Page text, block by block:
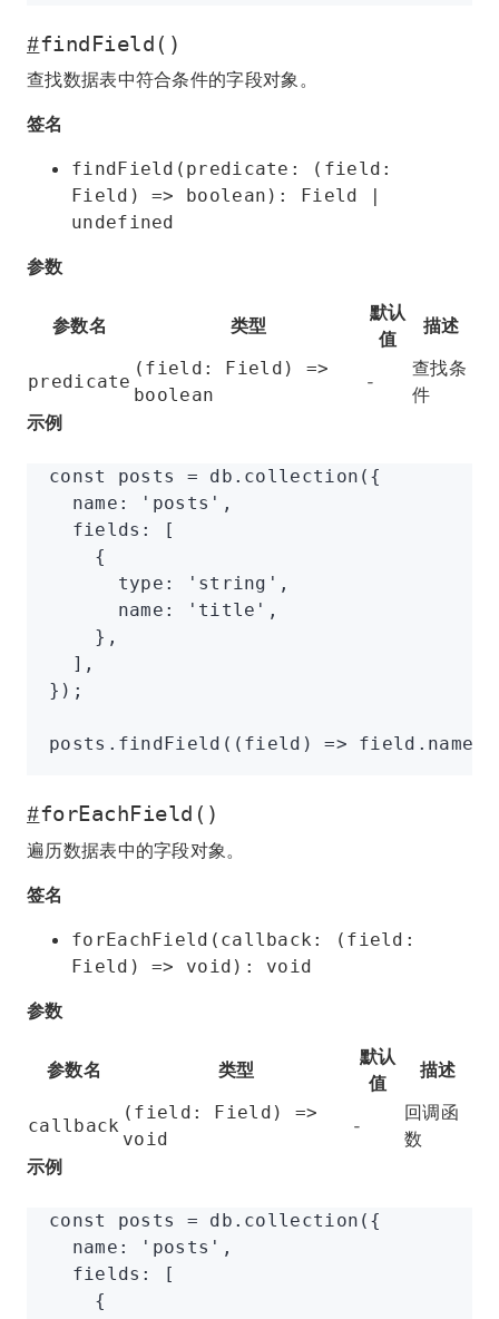
#findField()
查找数据表中符合条件的字段对象。
签名
findField(predicate: (field:
Field) => boolean): Field |
undefined
参数
参数名 类型
默认
值
描述
predicate
(field: Field) =>
boolean
-
查找条
件
示例
const posts = db .collection ({
  name
: 'posts' ,
  fields
:
[
    {
      type
: 'string' ,
      name
: 'title' ,
    }
,
  ]
,
});
posts .findField ((field) => field .name
#forEachField()
遍历数据表中的字段对象。
签名
forEachField(callback: (field:
Field) => void): void
参数
参数名 类型
默认
值
描述
callback
(field: Field) =>
void
-
回调函
数
示例
const posts = db .collection ({
  name
: 'posts' ,
  fields
:
[
    {